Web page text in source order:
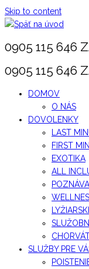
Skip to content
0905 115 646
0905 115 646
DOMOV
O NÁS
DOVOLENKY
LAST
FIRST
EXOTIKA
ALL
SLUŽBY PRE